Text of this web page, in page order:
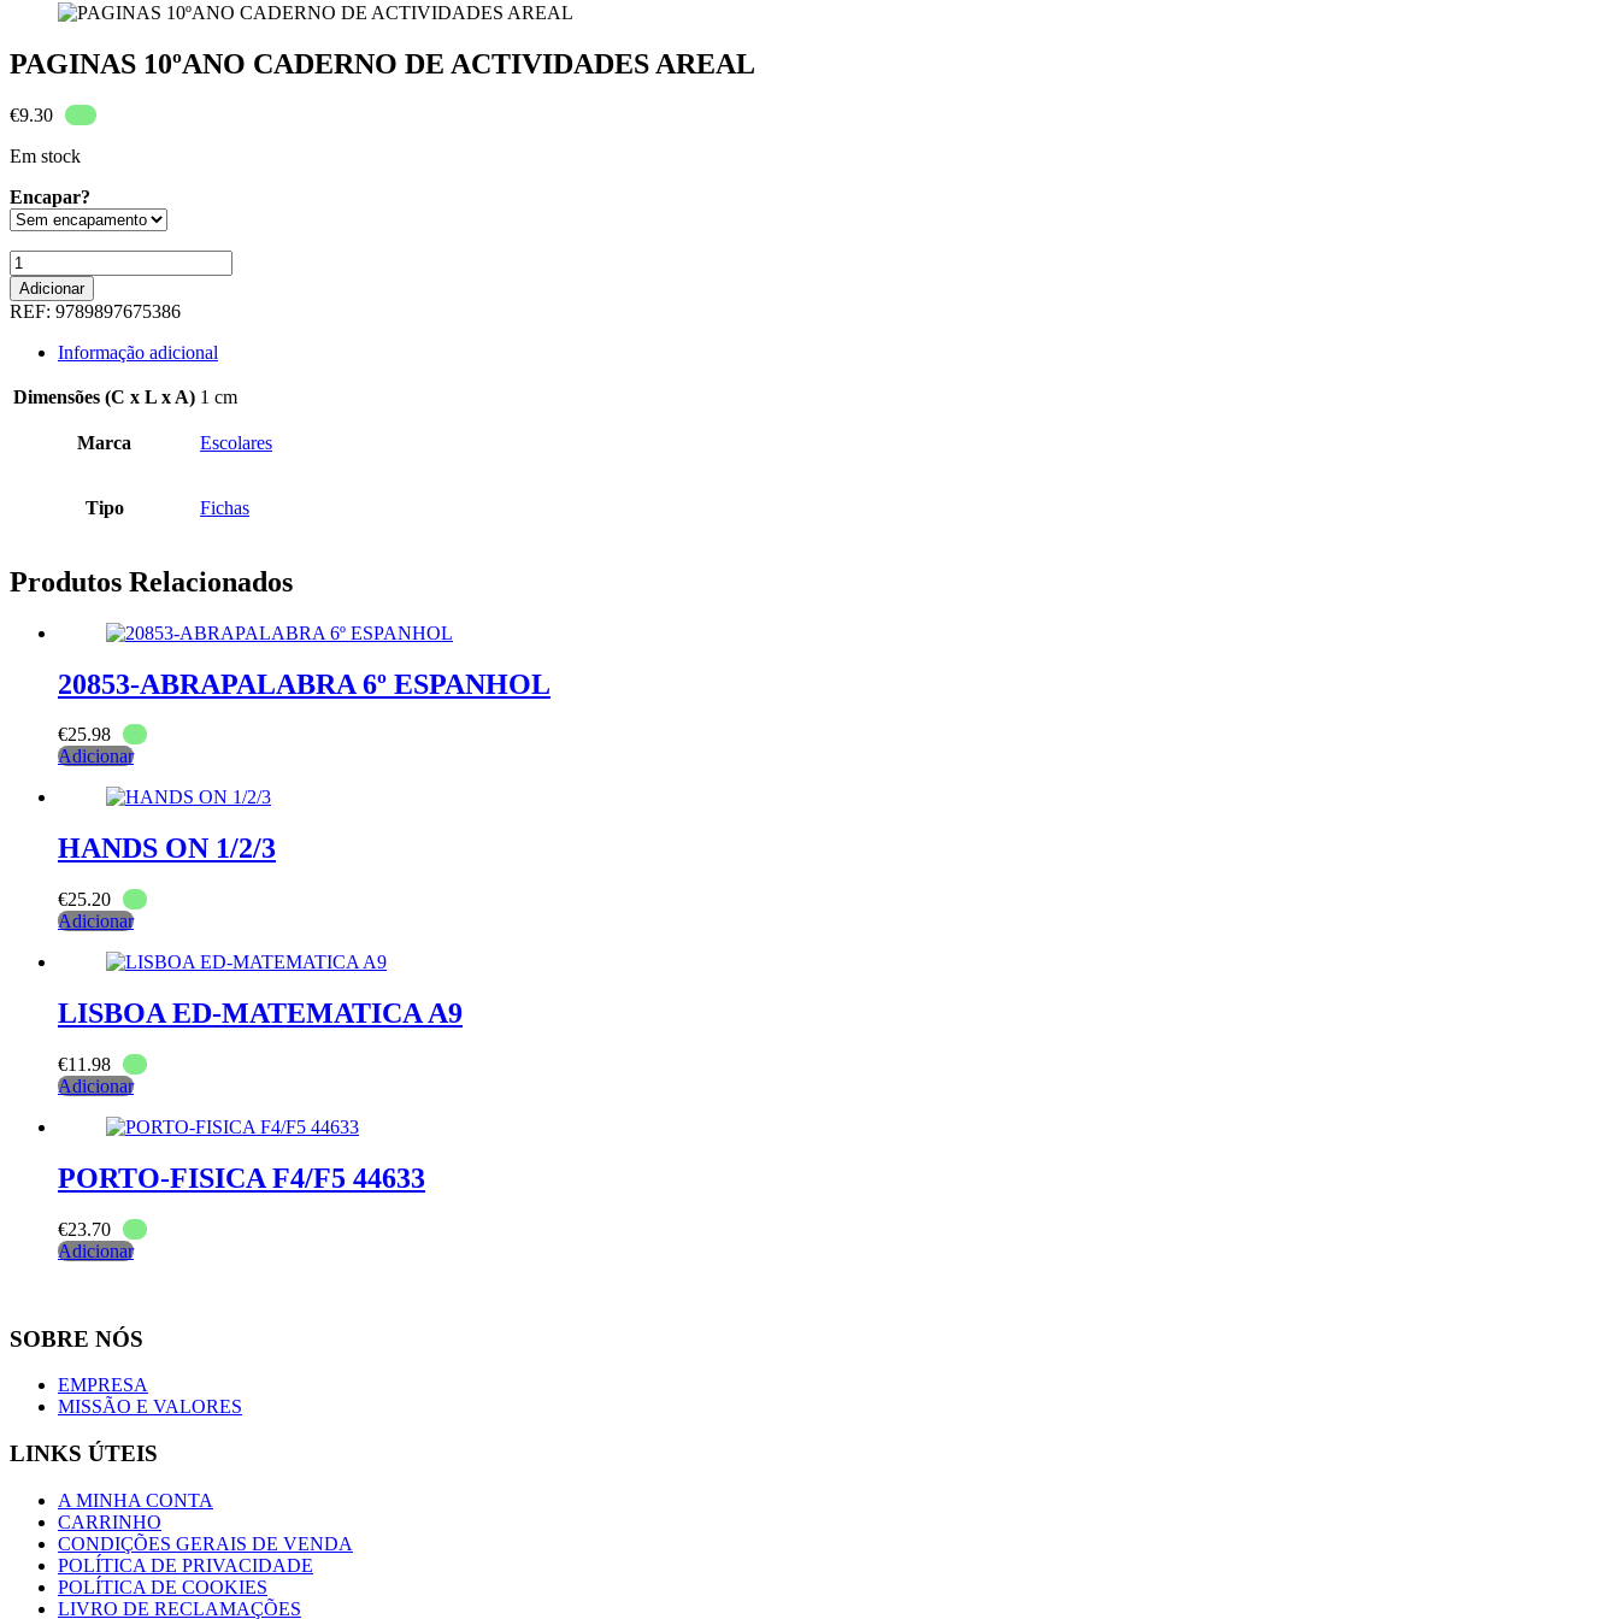
PAGINAS 10ºANO CADERNO DE ACTIVIDADES AREAL
€9.30
Em stock
Encapar?
Quantidade
de
PAGINAS
10ºANO
CADERNO
ACTIVIDADES
Adicionar
REF: 9789897675386
Informação adicional
Dimensões (C x L x A) 1 cm
Marca Escolares
Tipo Fichas
Produtos Relacionados
20853-ABRAPALABRA 6º ESPANHOL
€25.98
Adicionar
HANDS ON 1/2/3
€25.20
Adicionar
LISBOA ED-MATEMATICA A9
€11.98
Adicionar
PORTO-FISICA F4/F5 44633
€23.70
Adicionar
SOBRE NÓS
EMPRESA
MISSÃO E VALORES
LINKS ÚTEIS
A MINHA CONTA
CARRINHO
CONDIÇÕES GERAIS DE VENDA
POLÍTICA DE PRIVACIDADE
POLÍTICA DE COOKIES
LIVRO DE RECLAMAÇÕES